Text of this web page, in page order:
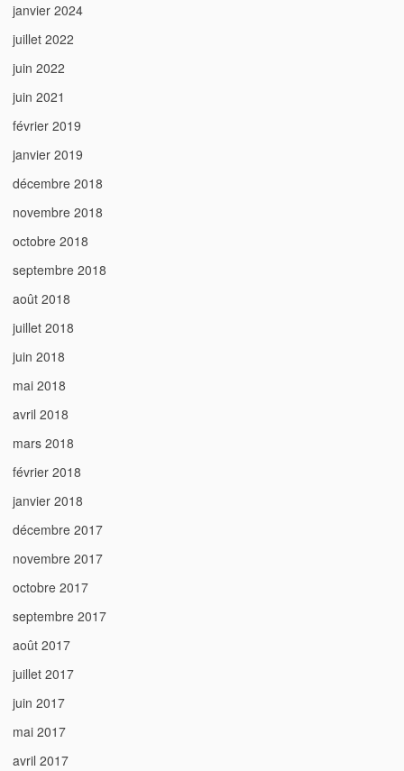
janvier 2024
juillet 2022
juin 2022
juin 2021
février 2019
janvier 2019
décembre 2018
novembre 2018
octobre 2018
septembre 2018
août 2018
juillet 2018
juin 2018
mai 2018
avril 2018
mars 2018
février 2018
janvier 2018
décembre 2017
novembre 2017
octobre 2017
septembre 2017
août 2017
juillet 2017
juin 2017
mai 2017
avril 2017